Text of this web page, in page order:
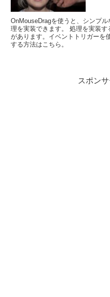
OnMouseDragを使うと、シンプ
理を実装できます。 処理を実装
があります。イベントトリガーを
する方法はこちら。
スポン